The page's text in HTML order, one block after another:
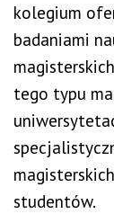
kolegium
badaniami
tego typu
studentów.